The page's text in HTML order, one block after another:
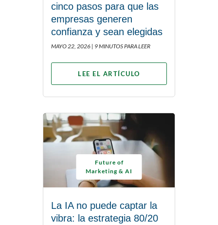
cinco pasos para que las
empresas generen
confianza y sean elegidas
MAYO 22, 2026 | 9 MINUTOS PARA LEER
LEE EL ARTÍCULO
Future of
Marketing & AI
La IA no puede captar la
vibra: la estrategia 80/20